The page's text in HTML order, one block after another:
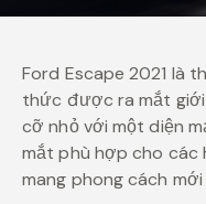
Ford Escape 2021 là
thức được ra mắt giới
cỡ nhỏ với một diện
mắt phù hợp cho các
mang phong cách